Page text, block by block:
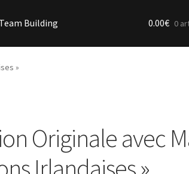
Team Building 0.00€ 0
»
Originale avec